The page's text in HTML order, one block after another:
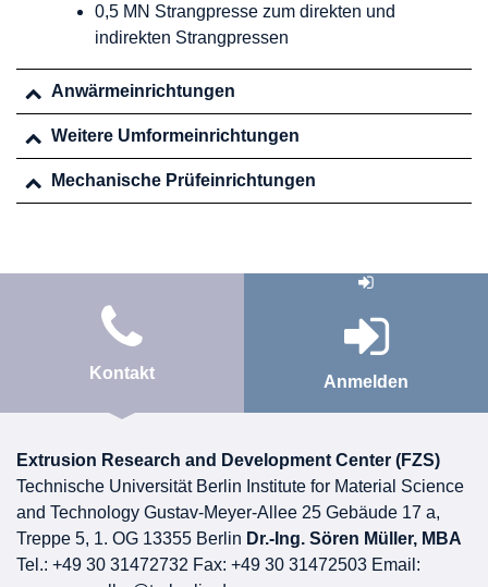
0,5 MN Strangpresse zum direkten und
indirekten Strangpressen
Anwärmeinrichtungen
Weitere Umformeinrichtungen
Mechanische Prüfeinrichtungen
Kontakt Anmelden
Extrusion Research and Development Center (FZS)
Technische Universität Berlin Institute for Material Science
and Technology Gustav-Meyer-Allee 25 Gebäude 17 a,
Treppe 5, 1. OG 13355 Berlin Dr.-Ing. Sören Müller, MBA
Tel.: +49 30 31472732 Fax: +49 30 31472503 Email: